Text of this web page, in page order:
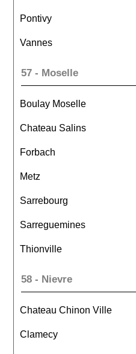
Pontivy
Vannes
57 - Moselle
Boulay Moselle
Chateau Salins
Forbach
Metz
Sarrebourg
Sarreguemines
Thionville
58 - Nievre
Chateau Chinon Ville
Clamecy